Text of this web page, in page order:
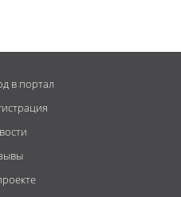
в портал